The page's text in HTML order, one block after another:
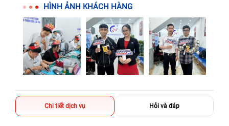
HÌNH ẢNH KHÁCH HÀNG
Chi tiết dịch vụ Hỏi và đáp